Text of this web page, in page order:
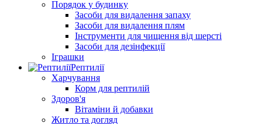
Порядок у будинку
Засоби для видалення запаху
Засоби для видалення плям
Інструменти для чищення від шерсті
Засоби для дезінфекції
Іграшки
Рептилії
Харчування
Корм для рептилій
Здоров'я
Вітаміни й добавки
Житло та догляд